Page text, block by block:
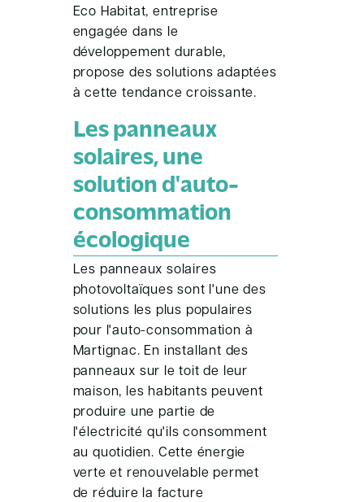
Eco Habitat, entreprise
engagée dans le
développement durable,
propose des solutions adaptées
à cette tendance croissante.
Les panneaux
solaires, une
solution d'auto-
consommation
écologique
Les panneaux solaires
photovoltaïques sont l'une des
solutions les plus populaires
pour l'auto-consommation à
Martignac. En installant des
panneaux sur le toit de leur
maison, les habitants peuvent
produire une partie de
l'électricité qu'ils consomment
au quotidien. Cette énergie
verte et renouvelable permet
de réduire la facture